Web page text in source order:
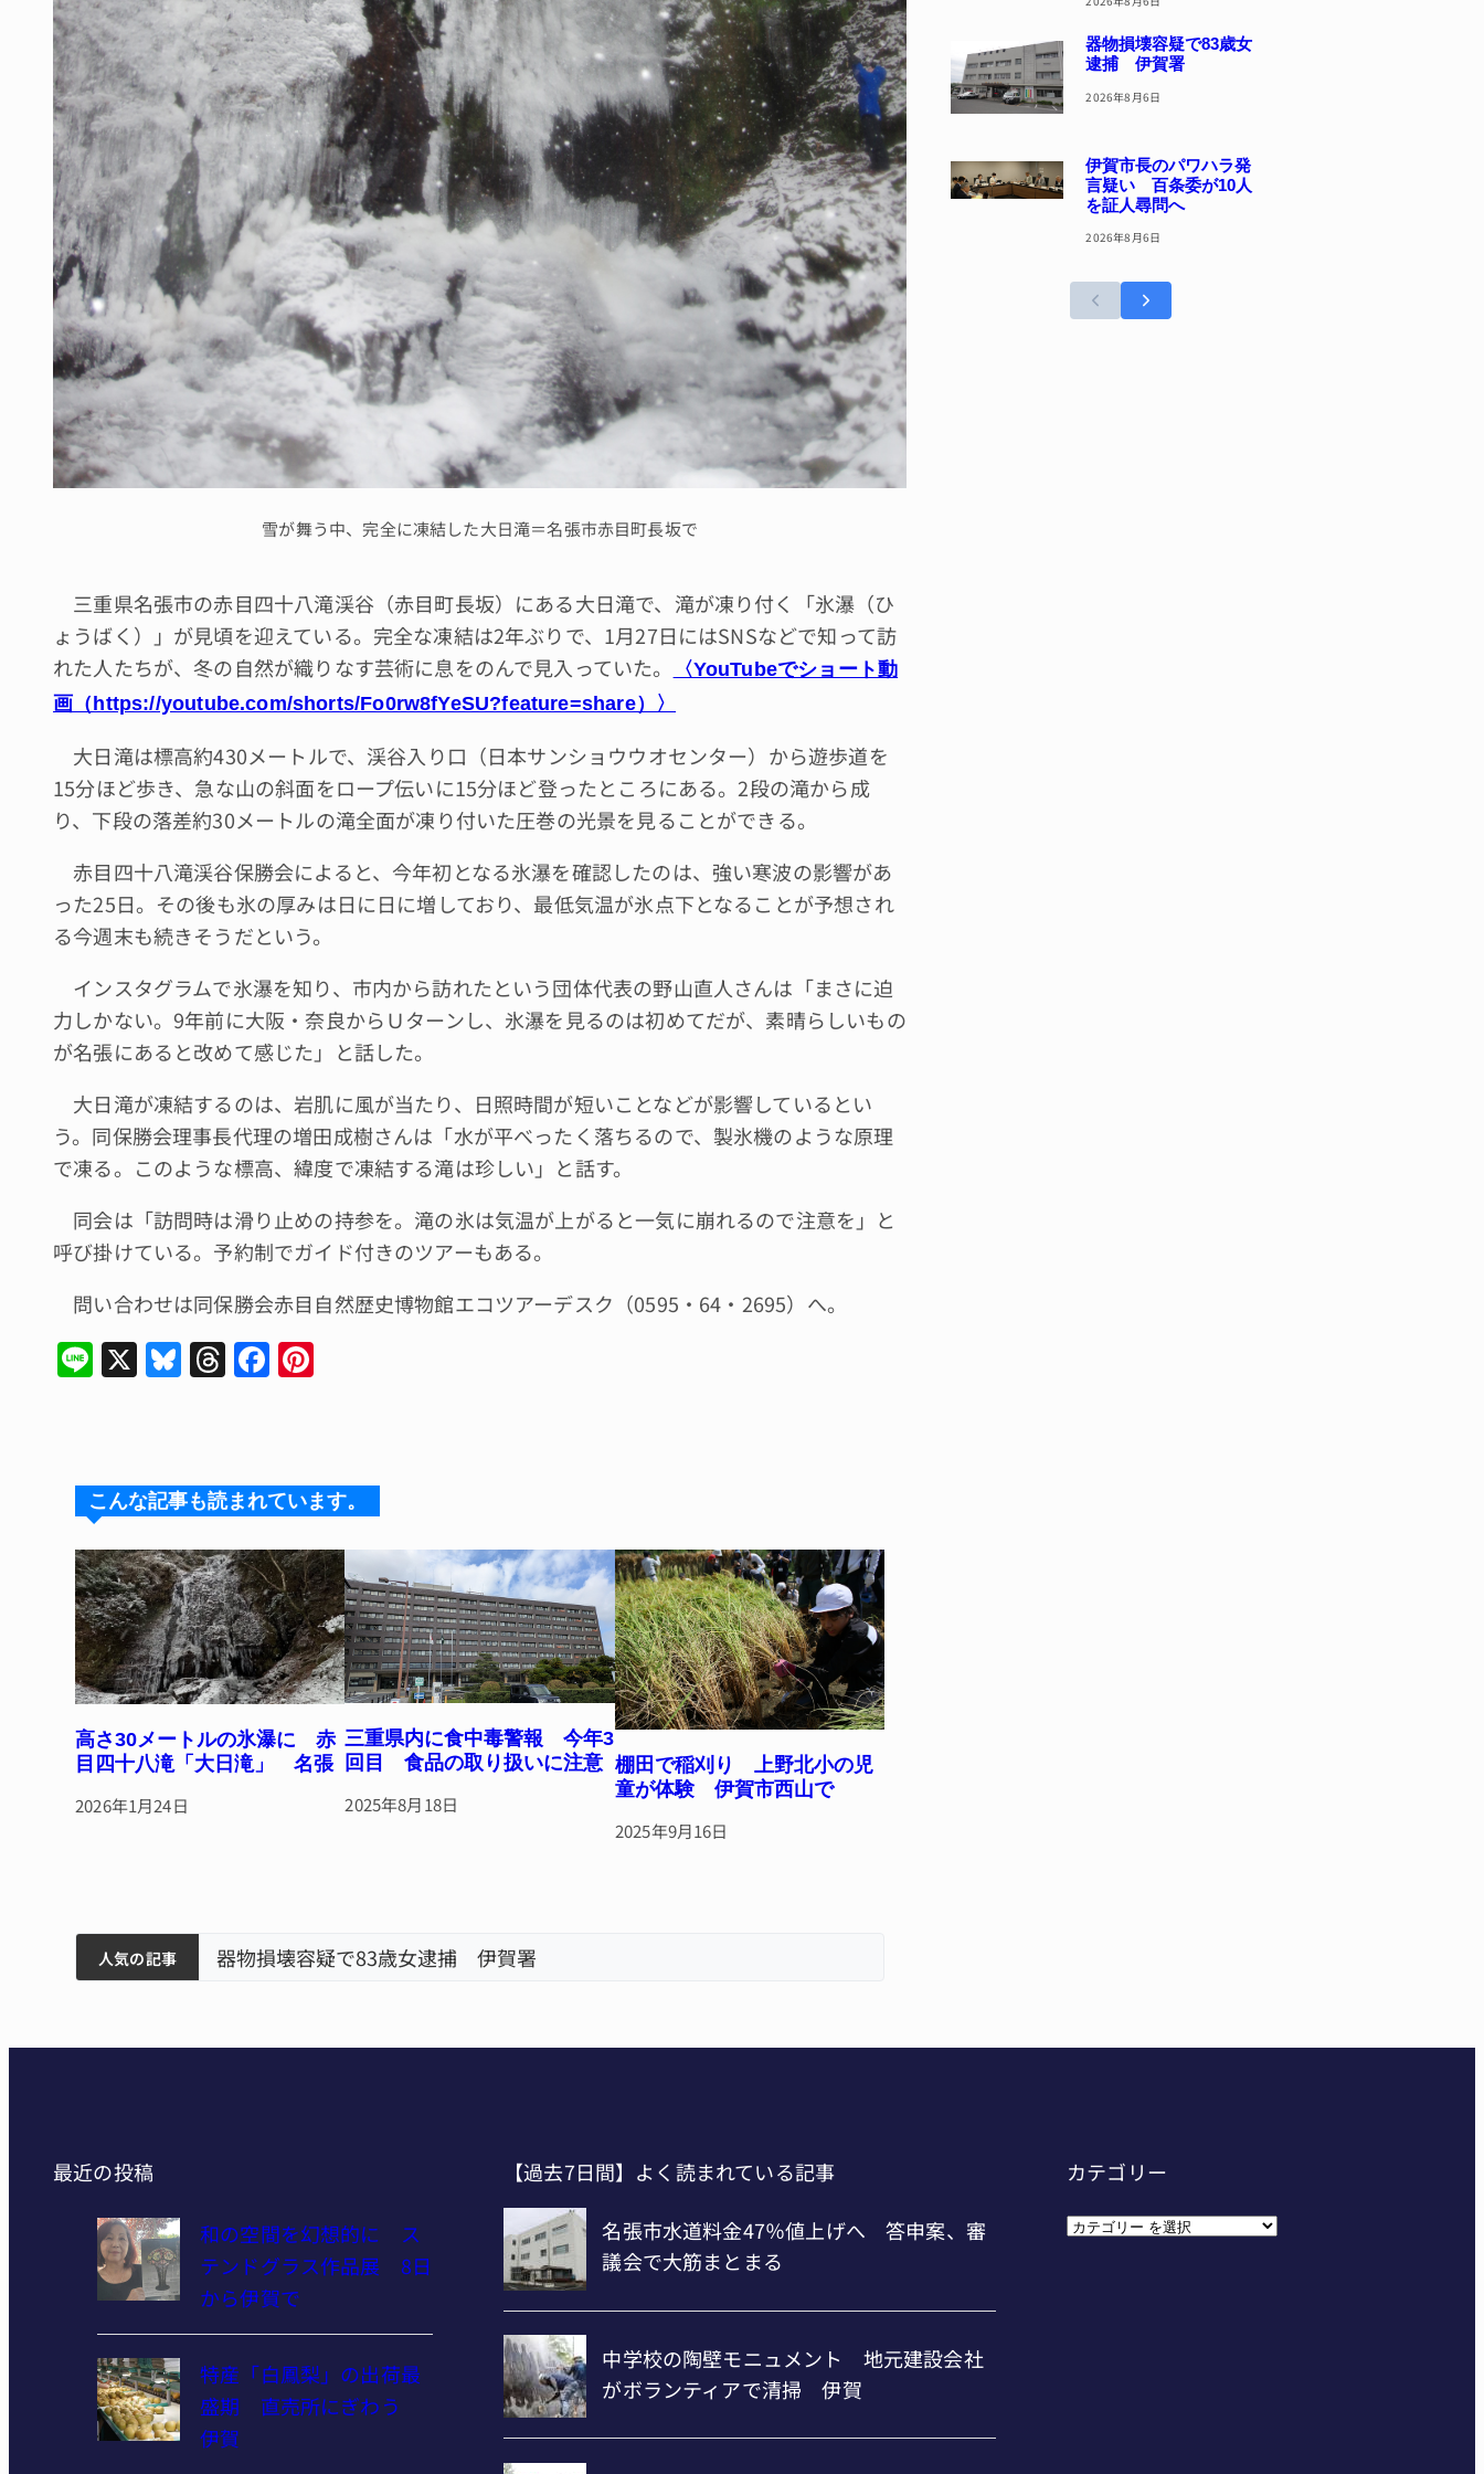
雪が舞う中、完全に凍結した大日滝＝名張市赤目町長坂で
三重県名張市の赤目四十八滝渓谷（赤目町長坂）にある大日滝で、滝が凍り付く「氷瀑（ひ
ょうばく）」が見頃を迎えている。完全な凍結は2年ぶりで、1月27日にはSNSなどで知って訪
れた人たちが、冬の自然が織りなす芸術に息をのんで見入っていた。
〈YouTubeでショート動
画（https://youtube.com/shorts/Fo0rw8fYeSU?feature=share）〉
大日滝は標高約430メートルで、渓谷入り口（日本サンショウウオセンター）から遊歩道を
15分ほど歩き、急な山の斜面をロープ伝いに15分ほど登ったところにある。2段の滝から成
り、下段の落差約30メートルの滝全面が凍り付いた圧巻の光景を見ることができる。
赤目四十八滝渓谷保勝会によると、今年初となる氷瀑を確認したのは、強い寒波の影響があ
った25日。その後も氷の厚みは日に日に増しており、最低気温が氷点下となることが予想され
る今週末も続きそうだという。
インスタグラムで氷瀑を知り、市内から訪れたという団体代表の野山直人さんは「まさに迫
力しかない。9年前に大阪・奈良からＵターンし、氷瀑を見るのは初めてだが、素晴らしいもの
が名張にあると改めて感じた」と話した。
大日滝が凍結するのは、岩肌に風が当たり、日照時間が短いことなどが影響しているとい
う。同保勝会理事長代理の増田成樹さんは「水が平べったく落ちるので、製氷機のような原理
で凍る。このような標高、緯度で凍結する滝は珍しい」と話す。
同会は「訪問時は滑り止めの持参を。滝の氷は気温が上がると一気に崩れるので注意を」と
呼び掛けている。予約制でガイド付きのツアーもある。
問い合わせは同保勝会赤目自然歴史博物館エコツアーデスク（0595・64・2695）へ。
Li
n
X Bl
u
k
y
T
hr
d
s
F
a
b
o
o
k
st
こんな記事も読まれています。
高さ30メートルの氷瀑に 赤
目四十八滝「大日滝」 名張
2026年1月24日
三重県内に食中毒警報 今年3
回目 食品の取り扱いに注意
2025年8月18日
棚田で稲刈り 上野北小の児
童が体験 伊賀市西山で
2025年9月16日
人気の記事
ィアで清掃 伊賀
3回目の派遣 器物損壊容疑で83歳女逮捕 伊賀署
器物損壊容疑で83歳女
逮捕 伊賀署
2026年8月6日
伊賀市長のパワハラ発
言疑い 百条委が10人
を証人尋問へ
2026年8月6日
最近の投稿
和の空間を幻想的に ス
テンドグラス作品展 8日
から伊賀で
特産「白鳳梨」の出荷最
盛期 直売所にぎわう
伊賀
【過去7日間】よく読まれている記事
カテゴリー
カ